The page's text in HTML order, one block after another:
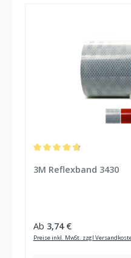
3M Reflexband 3430
Regulärer Preis:
Ab 3,74 €
Preise inkl. MwSt. zzgl